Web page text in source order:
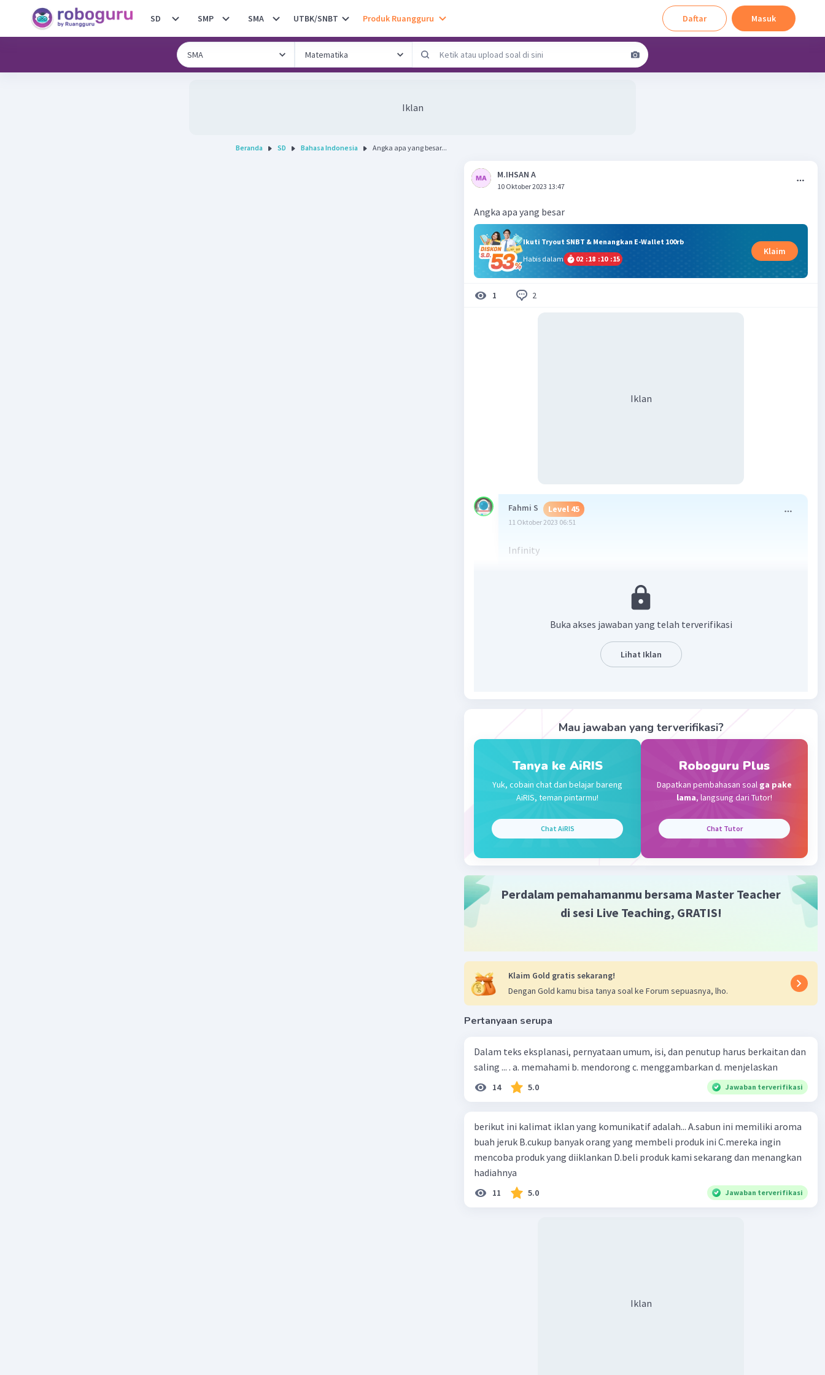
SD SMP SMA UTBK/SNBT Produk Ruangguru Daftar Masuk
Iklan
Beranda SD Bahasa Indonesia Angka apa yang besar...
M.IHSAN A
10 Oktober 2023 13:47
Angka apa yang besar
Ikuti Tryout SNBT & Menangkan E-Wallet 100rb
Habis dalam
02 :18 :10 :15
Klaim
1 2
Iklan
Fahmi S Level 45
11 Oktober 2023 06:51
Infinity
Community Level 89
angka atau bilangan yang besar yaitu bilangan positif. Pada garis
Beri Rating·0.0 (0) Balas
Buka akses jawaban yang telah terverifikasi
Lihat Iklan
Mau jawaban yang terverifikasi?
Tanya ke AiRIS
Yuk, cobain chat dan belajar bareng
AiRIS, teman pintarmu!
Chat AiRIS
Roboguru Plus
Dapatkan pembahasan soal ga pake
lama, langsung dari Tutor!
Chat Tutor
Perdalam pemahamanmu bersama Master Teacher
di sesi Live Teaching, GRATIS!
Klaim Gold gratis sekarang!
Dengan Gold kamu bisa tanya soal ke Forum sepuasnya, lho.
Pertanyaan serupa
Dalam teks eksplanasi, pernyataan umum, isi, dan penutup harus berkaitan dan
saling ... . a. memahami b. mendorong c. menggambarkan d. menjelaskan
14 5.0 Jawaban terverifikasi
berikut ini kalimat iklan yang komunikatif adalah... A.sabun ini memiliki aroma
buah jeruk B.cukup banyak orang yang membeli produk ini C.mereka ingin
mencoba produk yang diiklankan D.beli produk kami sekarang dan menangkan
hadiahnya
11 5.0 Jawaban terverifikasi
Iklan